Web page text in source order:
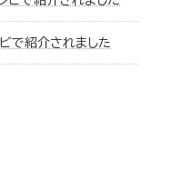
で紹介されました